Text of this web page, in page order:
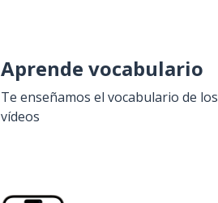
Aprende vocabulario
Te enseñamos el vocabulario de los
vídeos